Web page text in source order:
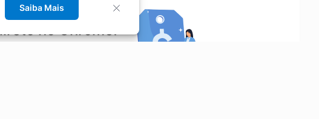
no Chrome!
Saiba Mais